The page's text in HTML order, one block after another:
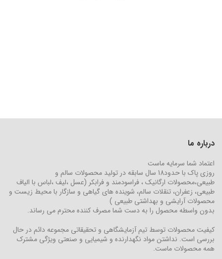
درباره ما
اعتماد شما سرمایه ماست
روزی پاک با حدود18 سال سابقه در تولید محصولات سالم و
طبیعی،محصولات ارگانیک ، فراسودمند و فرابکر (عسل ،لیف ،لباس با الیاف
طبیعی، زعفران، تنقلات سالم، شوینده های گیاهی و سازگار با محیط زیست و
محصولات آرایشی و بهداشتی طبیعی )
بدون واسطه محصول را به دست شما مصرف کننده محترم می رساند.
کیفیت محصولات توسط تیم آزمایشگاهی و تحقیقاتی مجموعه دائم در حال
بررسی است. نداشتن مواد نگهدارنده و شیمیایی و صنعتی ویژگی مشترک
همه محصولات ماست.